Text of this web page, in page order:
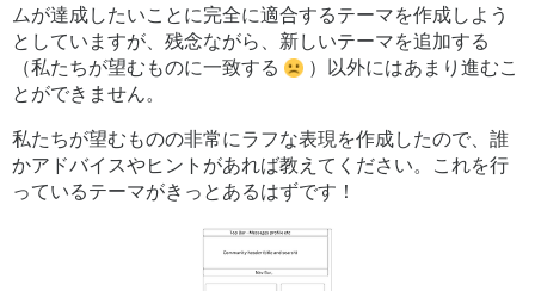
ムが達成したいことに完全に適合するテーマを作成しよう
としていますが、残念ながら、新しいテーマを追加する
（私たちが望むものに一致する
）以外にはあまり進むこ
とができません。
私たちが望むものの非常にラフな表現を作成したので、誰
かアドバイスやヒントがあれば教えてください。これを行
っているテーマがきっとあるはずです！